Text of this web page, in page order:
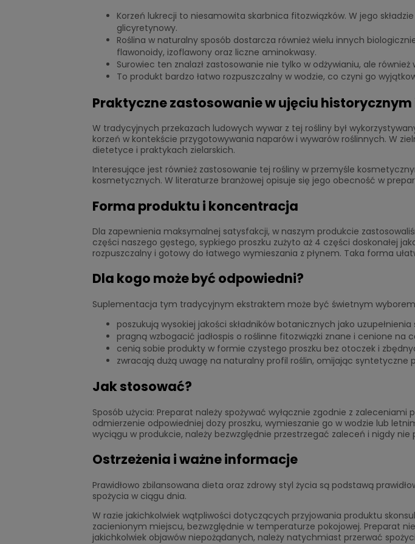
Korzeń lukrecji to niesamowita skarbnica fitozwiązków. W jego
glicyretynowy.
Roślina w naturalny sposób dostarcza również wielu innych
flawonoidy, izoflawony oraz liczne aminokwasy.
Surowiec ten znalazł zastosowanie nie tylko w odżywianiu, ale
To produkt bardzo łatwo rozpuszczalny w wodzie, co czyni go
Praktyczne zastosowanie w ujęciu
W tradycyjnych przekazach ludowych wywar z tej rośliny był
korzeń w kontekście przygotowywania naparów i wywarów roślinnych. W
dietetyce i praktykach zielarskich.
Interesujące jest również zastosowanie tej rośliny w przemyśle
kosmetycznych. W literaturze branżowej opisuje się jego obecność w
Forma produktu i koncentracja
Dla zapewnienia maksymalnej satysfakcji, w naszym produkcie
części naszego gęstego, sypkiego proszku zużyto aż 4 części doskonałej
rozpuszczalny i gotowy do łatwego wymieszania z płynem. Taka forma
Dla kogo może być odpowiedni?
Suplementacja tym tradycyjnym ekstraktem może być świetnym
poszukują wysokiej jakości składników botanicznych jako
pragną wzbogacić jadłospis o roślinne fitozwiązki znane i cenione na
cenią sobie produkty w formie czystego proszku bez otoczek i
zwracają dużą uwagę na naturalny profil roślin, omijając syntetyczne
Jak stosować?
Sposób użycia: Preparat należy spożywać wyłącznie zgodnie z
odmierzenie odpowiedniej dozy proszku, wymieszanie go w wodzie lub
wyciągu w produkcie, należy bezwzględnie przestrzegać zaleceń i nigdy
Ostrzeżenia i ważne informacje
Prawidłowo zbilansowana dieta oraz zdrowy styl życia są podstawą
spożycia w ciągu dnia.
W razie jakichkolwiek wątpliwości dotyczących przyjowania produktu
zacienionym miejscu, bezwzględnie w temperaturze pokojowej. Preparat
jakichkolwiek objawów niepożądanych, należy natychmiast przerwać